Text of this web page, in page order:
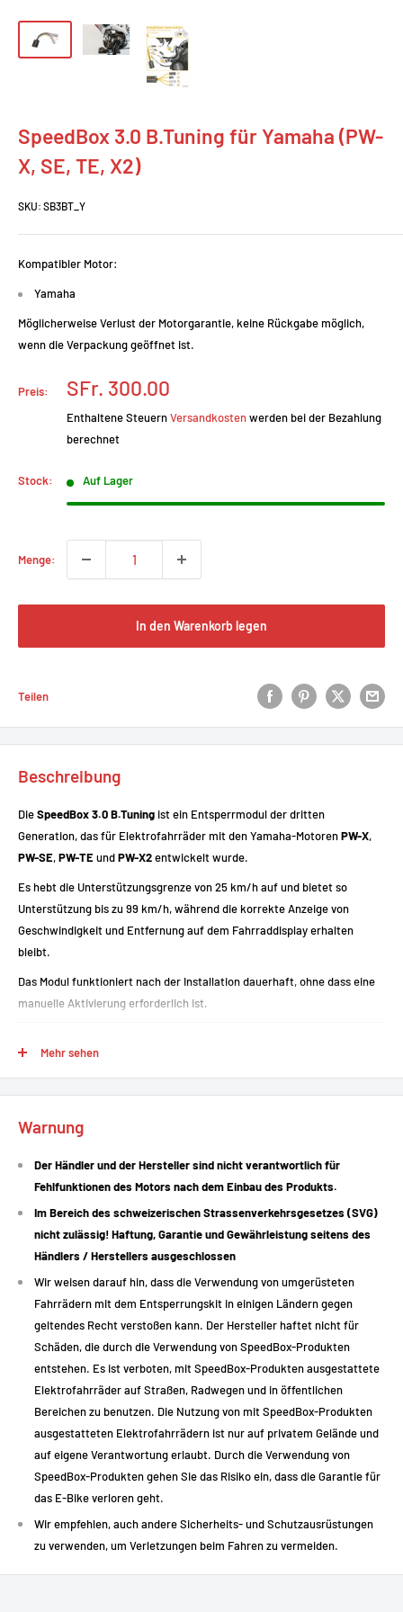
SpeedBox 3.0 B.Tuning für Yamaha (PW-
X, SE, TE, X2)
SKU: SB3BT_Y
Kompatibler Motor:
Yamaha
Möglicherweise Verlust der Motorgarantie, keine Rückgabe möglich,
wenn die Verpackung geöffnet ist.
Preis:
Prix
réduit
SFr. 300.00
Enthaltene SteuernVersandkostenwerden bei der Bezahlung
berechnet
Stock: Auf Lager
Menge:
In den Warenkorb legen
Teilen
Beschreibung
DieSpeedBox 3.0 B.Tuning ist ein Entsperrmodul der dritten
Generation, das für Elektrofahrräder mit den Yamaha-MotorenPW-X,
PW-SE,PW-TEundPW-X2entwickelt wurde.
Es hebt die Unterstützungsgrenze von 25 km/h auf und bietet so
Unterstützung bis zu 99 km/h, während die korrekte Anzeige von
Geschwindigkeit und Entfernung auf dem Fahrraddisplay erhalten
bleibt.
Das Modul funktioniert nach der Installation dauerhaft, ohne dass eine
manuelle Aktivierung erforderlich ist.
km/h.
Höchstgeschwindigkeit, Durchschnittsgeschwindigkeit,
Kilometerstand und Reichweite werden korrekt angezeigt.
Automatische Aktivierung: Das Modul ist permanent aktiviert, sobald
das Fahrrad eingeschaltet wird.
Installation ohne Änderungen.
Technische Beschreibung
Spezifikation
Art der Nutzung
Mehr sehen
Warnung
Der Händler und der Hersteller sind nicht verantwortlich für
Fehlfunktionen des Motors nach dem Einbau des Produkts.
Im Bereich des schweizerischen Strassenverkehrsgesetzes (SVG)
nicht zulässig! Haftung, Garantie und Gewährleistung seitens des
Händlers / Herstellers ausgeschlossen
Wir weisen darauf hin, dass die Verwendung von umgerüsteten
Fahrrädern mit dem Entsperrungskit in einigen Ländern gegen
geltendes Recht verstoßen kann. Der Hersteller haftet nicht für
Schäden, die durch die Verwendung von SpeedBox-Produkten
entstehen. Es ist verboten, mit SpeedBox-Produkten ausgestattete
Elektrofahrräder auf Straßen, Radwegen und in öffentlichen
Bereichen zu benutzen. Die Nutzung von mit SpeedBox-Produkten
ausgestatteten Elektrofahrrädern ist nur auf privatem Gelände und
auf eigene Verantwortung erlaubt. Durch die Verwendung von
SpeedBox-Produkten gehen Sie das Risiko ein, dass die Garantie für
das E-Bike verloren geht.
Wir empfehlen, auch andere Sicherheits- und Schutzausrüstungen
zu verwenden, um Verletzungen beim Fahren zu vermeiden.